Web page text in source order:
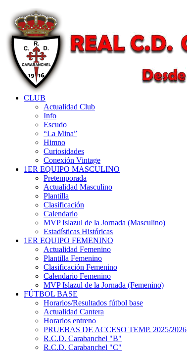
CLUB
Actualidad Club
Info
Escudo
“La Mina”
Himno
Curiosidades
Conexión Vintage
1ER EQUIPO MASCULINO
Pretemporada
Actualidad Masculino
Plantilla
Clasificación
Calendario
MVP Islazul de la Jornada (Masculino)
Estadísticas Históricas
1ER EQUIPO FEMENINO
Actualidad Femenino
Plantilla Femenino
Clasificación Femenino
Calendario Femenino
MVP Islazul de la Jornada (Femenino)
FÚTBOL BASE
Horarios/Resultados fútbol base
Actualidad Cantera
Horarios entreno
PRUEBAS DE ACCESO TEMP. 2025/2026
R.C.D. Carabanchel "B"
R.C.D. Carabanchel "C"